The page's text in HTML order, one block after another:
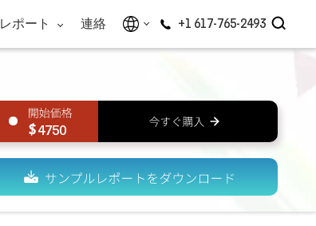
レポート 連絡 +1 617-765-2493
4750